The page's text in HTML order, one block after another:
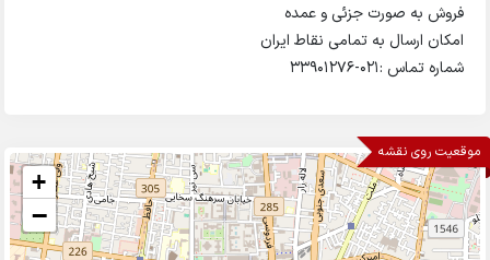
فروش به صورت جزئی و عمده
امکان ارسال به تمامی نقاط ایران
شماره تماس :021-33901276
موقعیت روی نقشه
+
−